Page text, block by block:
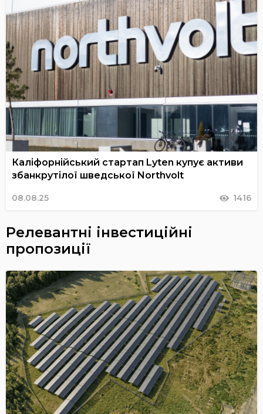
Каліфорнійський стартап Lyten купує активи
збанкрутілої шведської Northvolt
08.08.25 1416
Релевантні інвестиційні
пропозиції